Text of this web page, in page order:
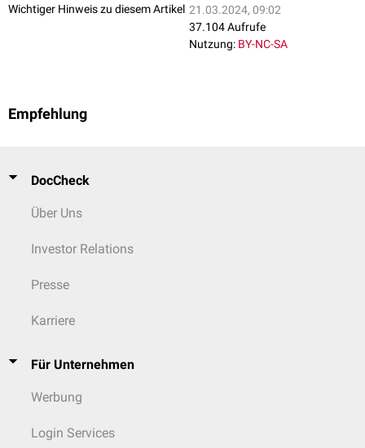
Störung der T-Zellen (PCSM-LPD)
Wichtiger Hinweis zu diesem Artikel 21.03.2024, 09:02
37.104 Aufrufe
Nutzung: BY-NC-SA
Empfehlung
DocCheck
Über Uns
Investor Relations
Presse
Karriere
Für Unternehmen
Werbung
Login Services